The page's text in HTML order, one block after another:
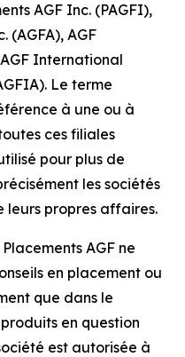
AGF Inc. (PAGFI),
(AGFA), AGF
International
Le terme
à une ou à
ces filiales
pour plus de
les sociétés
leurs propres affaires.
AGF ne
en placement ou
que dans le
en question
est autorisée à